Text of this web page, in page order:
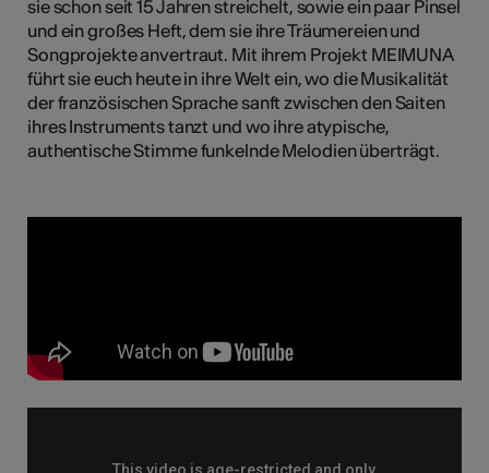
sie schon seit 15 Jahren streichelt, sowie ein paar Pinsel
und ein großes Heft, dem sie ihre Träumereien und
Songprojekte anvertraut. Mit ihrem Projekt MEIMUNA
führt sie euch heute in ihre Welt ein, wo die Musikalität
der französischen Sprache sanft zwischen den Saiten
ihres Instruments tanzt und wo ihre atypische,
authentische Stimme funkelnde Melodien überträgt.